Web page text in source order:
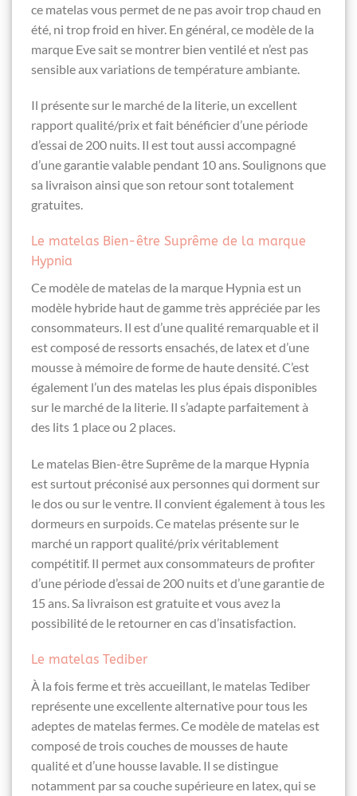
ce matelas vous permet de ne pas avoir trop chaud en
été, ni trop froid en hiver. En général, ce modèle de la
marque Eve sait se montrer bien ventilé et n’est pas
sensible aux variations de température ambiante.
Il présente sur le marché de la literie, un excellent
rapport qualité/prix et fait bénéficier d’une période
d’essai de 200 nuits. Il est tout aussi accompagné
d’une garantie valable pendant 10 ans. Soulignons que
sa livraison ainsi que son retour sont totalement
gratuites.
Le matelas Bien-être Suprême de la marque
Hypnia
Ce modèle de matelas de la marque Hypnia est un
modèle hybride haut de gamme très appréciée par les
consommateurs. Il est d’une qualité remarquable et il
est composé de ressorts ensachés, de latex et d’une
mousse à mémoire de forme de haute densité. C’est
également l’un des matelas les plus épais disponibles
sur le marché de la literie. Il s’adapte parfaitement à
des lits 1 place ou 2 places.
Le matelas Bien-être Suprême de la marque Hypnia
est surtout préconisé aux personnes qui dorment sur
le dos ou sur le ventre. Il convient également à tous les
dormeurs en surpoids. Ce matelas présente sur le
marché un rapport qualité/prix véritablement
compétitif. Il permet aux consommateurs de profiter
d’une période d’essai de 200 nuits et d’une garantie de
15 ans. Sa livraison est gratuite et vous avez la
possibilité de le retourner en cas d’insatisfaction.
Le matelas Tediber
À la fois ferme et très accueillant, le matelas Tediber
représente une excellente alternative pour tous les
adeptes de matelas fermes. Ce modèle de matelas est
composé de trois couches de mousses de haute
qualité et d’une housse lavable. Il se distingue
notamment par sa couche supérieure en latex, qui se